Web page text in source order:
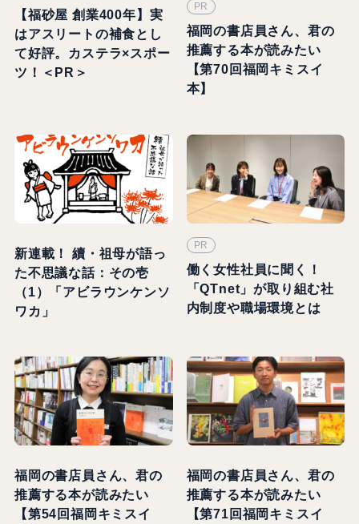
【福砂屋 創業400年】実
はアスリートの補食とし
て好評。カステラ×スポー
ツ！＜PR＞
PR
福岡の書店員さん、君の
推薦する本が読みたい
【第70回福岡キミスイ
本】
新連載！ 續・祖母が語っ
た不思議な話：その壱
（1）「アビラウンケンソ
ワカ」
PR
働く女性社員に聞く！
「QTnet」が取り組む社
内制度や職場環境とは
福岡の書店員さん、君の
推薦する本が読みたい
【第54回福岡キミスイ
福岡の書店員さん、君の
推薦する本が読みたい
【第71回福岡キミスイ